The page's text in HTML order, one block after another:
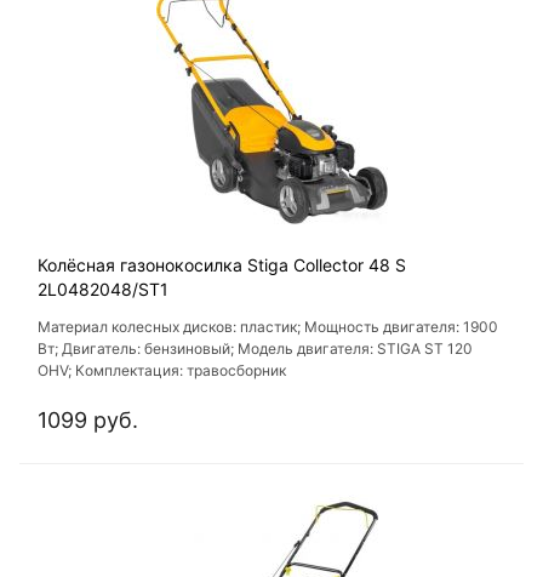
Колёсная газонокосилка Stiga Collector 48 S
2L0482048/ST1
Материал колесных дисков: пластик; Мощность двигателя: 1900
Вт; Двигатель: бензиновый; Модель двигателя: STIGA ST 120
OHV; Комплектация: травосборник
1099 руб.